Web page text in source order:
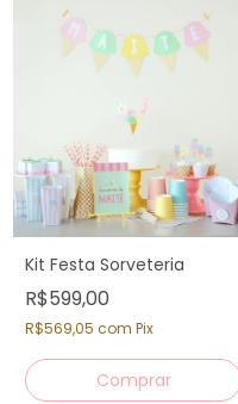
Kit Festa Sorveteria
R$599,00
R$569,05 com Pix